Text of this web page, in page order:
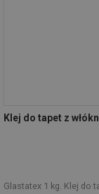
Klej do tapet z
Glastatex 1 kg. Klej do